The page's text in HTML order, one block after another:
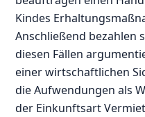
Kindes
Anschließend bezahlen
diesen Fällen
einer wirtschaftlichen
die Aufwendungen als
der Einkunftsart